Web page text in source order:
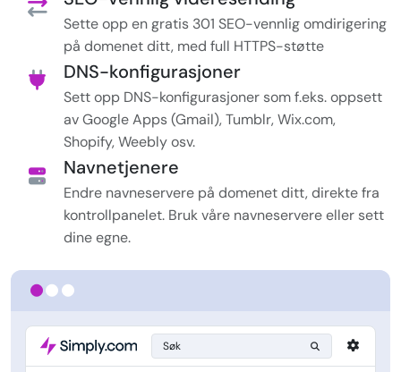
Søk
Sette opp en gratis 301 SEO-vennlig omdirigering
på domenet ditt, med full HTTPS-støtte
DNS-konfigurasjoner
Sett opp DNS-konfigurasjoner som f.eks. oppsett
av Google Apps (Gmail), Tumblr, Wix.com,
Shopify, Weebly osv.
Navnetjenere
Endre navneservere på domenet ditt, direkte fra
kontrollpanelet. Bruk våre navneservere eller sett
dine egne.